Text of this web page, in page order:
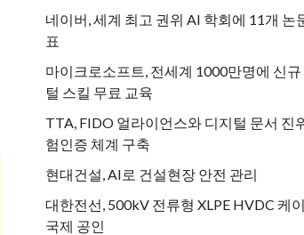
네이버, 세계 최고 권위 AI 학회에 11개 논
표
마이크로소프트, 전세계 1000만명에 신규
털 스킬 무료 교육
TTA, FIDO 얼라이언스와 디지털 문서 진
험인증 체계 구축
현대건설, AI로 건설현장 안전 관리
대한전선, 500kV 전류형 XLPE HVDC 케
국제 공인